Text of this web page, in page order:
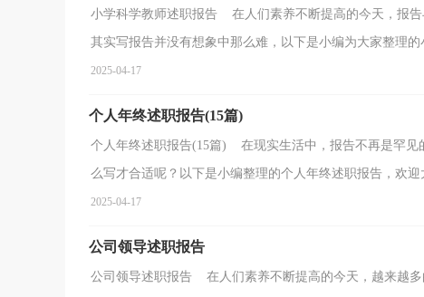
小学科学教师述职报告 在人们素养不断提高的今天，报告
其实写报告并没有想象中那么难，以下是小编为大家整理的
2025-04-17
个人年终述职报告(15篇)
个人年终述职报告(15篇) 在现实生活中，报告不再是罕见
么写才合适呢？以下是小编整理的个人年终述职报告，欢迎
2025-04-17
公司领导述职报告
公司领导述职报告 在人们素养不断提高的今天，越来越